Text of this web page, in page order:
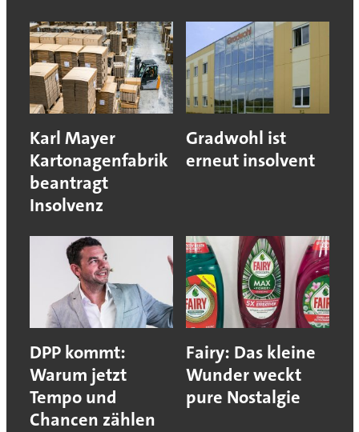
Karl Mayer
Kartonagenfabrik
beantragt
Insolvenz
Gradwohl ist
erneut insolvent
DPP kommt:
Warum jetzt
Tempo und
Chancen zählen
Fairy: Das kleine
Wunder weckt
pure Nostalgie